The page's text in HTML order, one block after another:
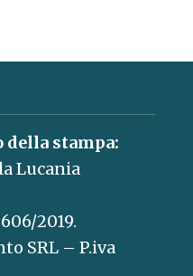
stampa:
Lucania
2019.
SRL – P.iva